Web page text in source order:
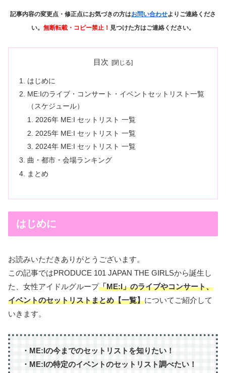
記事内容の変更点・修正点にお気づきの方はお問い合わせよりご連絡くださ
い。 無断転載・コピー禁止！ 見つけた方はご連絡ください。
目次
はじめに
ME:Iのライブ・コンサート・イベントセットリスト一覧
（スケジュール）
2026年 ME:I セットリスト 一覧
2025年 ME:I セットリスト 一覧
2024年 ME:I セットリスト 一覧
曲・都市・会場ランキング
まとめ
はじめに
お読みいただきありがとうございます。
この記事ではPRODUCE 101 JAPAN THE GIRLSから誕生し
た、女性アイドルグループ「ME:I」のライブやコンサート、
イベントのセットリストまとめ【一覧】についてご紹介して
いきます。
・ME:Iの今までのセットリストを知りたい！
・ME:Iの特定のイベントのセットリスト調べたい！